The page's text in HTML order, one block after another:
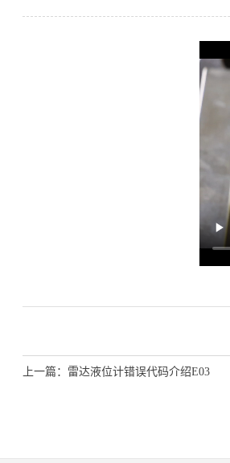
上一篇： 雷达液位计错误代码介绍E03